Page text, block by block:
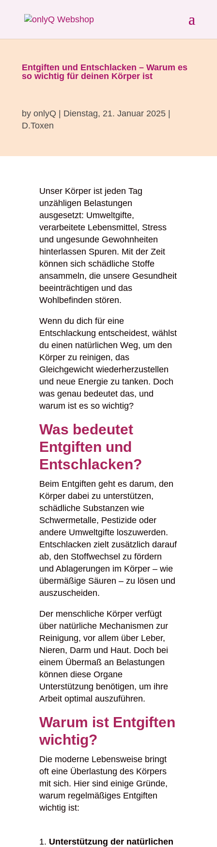
Entgiften und Entschlacken – Warum es
so wichtig für deinen Körper ist
by onlyQ Dienstag, 21. Januar 2025|
D.Toxen
Unser Körper ist jeden Tag
unzähligen Belastungen
ausgesetzt: Umweltgifte,
verarbeitete Lebensmittel, Stress
und ungesunde Gewohnheiten
hinterlassen Spuren. Mit der Zeit
können sich schädliche Stoffe
ansammeln, die unsere Gesundheit
beeinträchtigen und das
Wohlbefinden stören.
Wenn du dich für eine
Entschlackung entscheidest, wählst
du einen natürlichen Weg, um den
Körper zu reinigen, das
Gleichgewicht wiederherzustellen
und neue Energie zu tanken. Doch
was genau bedeutet das, und
warum ist es so wichtig?
Was bedeutet
Entgiften und
Entschlacken?
Beim Entgiften geht es darum, den
Körper dabei zu unterstützen,
schädliche Substanzen wie
Schwermetalle, Pestizide oder
andere Umweltgifte loszuwerden.
Entschlacken zielt zusätzlich darauf
ab, den Stoffwechsel zu fördern
und Ablagerungen im Körper – wie
übermäßige Säuren – zu lösen und
auszuscheiden.
Der menschliche Körper verfügt
über natürliche Mechanismen zur
Reinigung, vor allem über Leber,
Nieren, Darm und Haut. Doch bei
einem Übermaß an Belastungen
können diese Organe
Unterstützung benötigen, um ihre
Arbeit optimal auszuführen.
Warum ist Entgiften
wichtig?
Die moderne Lebensweise bringt
oft eine Überlastung des Körpers
mit sich. Hier sind einige Gründe,
warum regelmäßiges Entgiften
wichtig ist:
Unterstützung der natürlichen